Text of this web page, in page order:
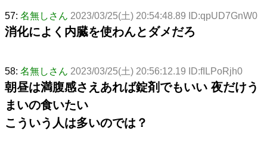
57: 名無しさん 2023/03/25(土) 20:54:48.89 ID:qpUD7GnW0
消化によく内臓を使わんとダメだろ
58: 名無しさん 2023/03/25(土) 20:56:12.19 ID:fILPoRjh0
朝昼は満腹感さえあれば錠剤でもいい 夜だけう
まいの食いたい
こういう人は多いのでは？